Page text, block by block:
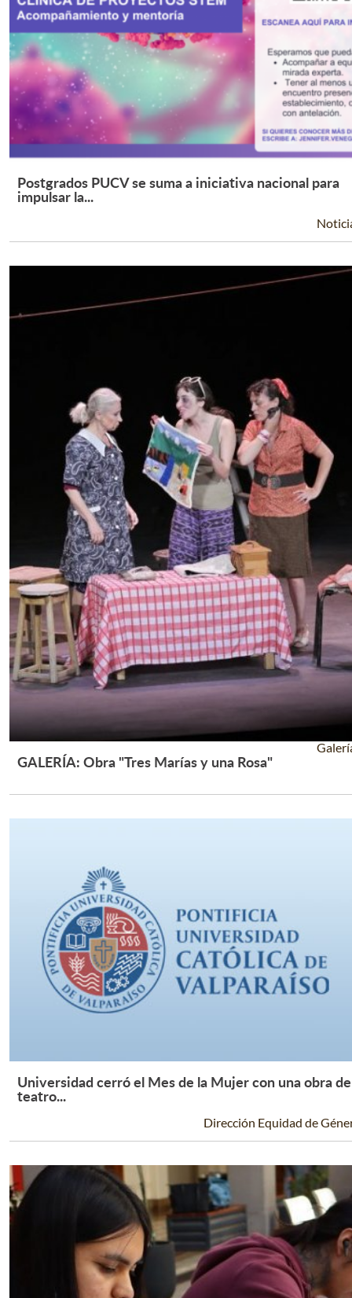
Leer Más +
Postgrados PUCV se suma a iniciativa nacional para
impulsar la...
Leer Más +
GALERÍA: Obra "Tres Marías y una Rosa"
Leer Más +
Universidad cerró el Mes de la Mujer con una obra de
teatro...
Dirección Equidad de